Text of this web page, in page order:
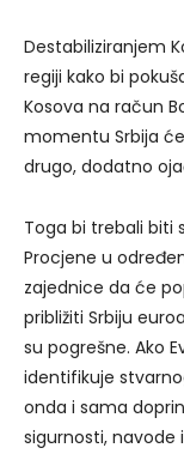
Destabiliziranjem
regiji kako bi
Kosova na račun
momentu Srbija
drugo, dodatno
Toga bi trebali biti
Procjene u
zajednice da će
približiti Srbiju
su pogrešne. Ako
identifikuje
onda i sama
sigurnosti, navode